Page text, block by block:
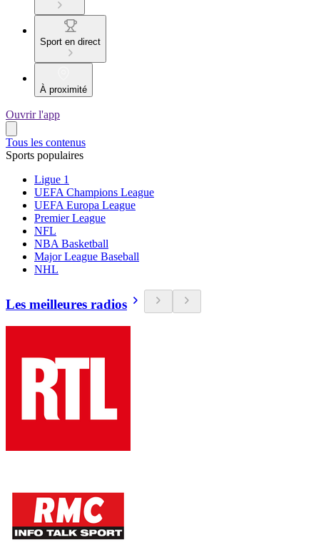
Sport en direct
À proximité
Ouvrir l'app
Tous les contenus
Sports populaires
Ligue 1
UEFA Champions League
UEFA Europa League
Premier League
NFL
NBA Basketball
Major League Baseball
NHL
Les meilleures radios